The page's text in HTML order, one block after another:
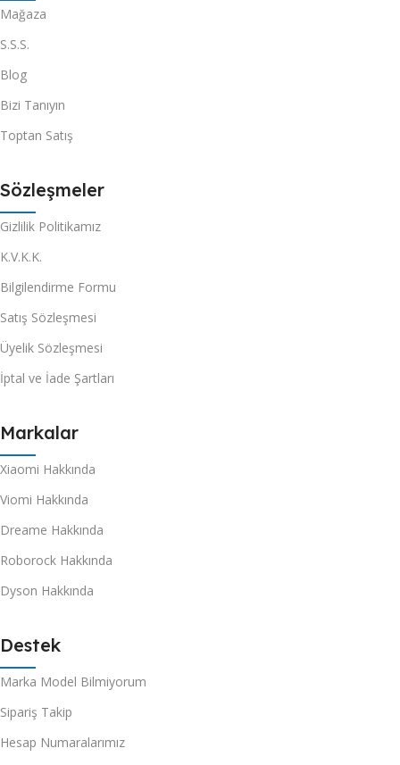
Mağaza
S.S.S.
Blog
Bizi Tanıyın
Toptan Satış
Sözleşmeler
Gizlilik Politikamız
K.V.K.K.
Bilgilendirme Formu
Satış Sözleşmesi
Üyelik Sözleşmesi
İptal ve İade Şartları
Markalar
Xiaomi Hakkında
Viomi Hakkında
Dreame Hakkında
Roborock Hakkında
Dyson Hakkında
Destek
Marka Model Bilmiyorum
Sipariş Takip
Hesap Numaralarımız